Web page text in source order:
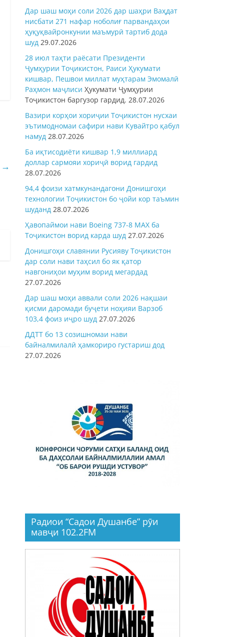
→
Дар шаш моҳи соли 2026 дар шаҳри Ваҳдат
нисбати 271 нафар ноболиғ парвандаҳои
ҳуқуқвайронкунии маъмурӣ тартиб дода
шуд 29.07.2026
28 июл таҳти раёсати Президенти
Ҷумҳурии Тоҷикистон, Раиси Ҳукумати
кишвар, Пешвои миллат муҳтарам Эмомалӣ
Раҳмон маҷлиси Ҳукумати Ҷумҳурии
Тоҷикистон баргузор гардид. 28.07.2026
Вазири корҳои хориҷии Тоҷикистон нусхаи
эътимодномаи сафири нави Кувайтро қабул
намуд 28.07.2026
Ба иқтисодиёти кишвар 1,9 миллиард
доллар сармояи хориҷӣ ворид гардид
28.07.2026
94,4 фоизи хатмкунандагони Донишгоҳи
технологии Тоҷикистон бо ҷойи кор таъмин
шуданд 28.07.2026
Ҳавопаймои нави Boeing 737-8 MAX ба
Тоҷикистон ворид карда шуд 27.07.2026
Донишгоҳи славянии Русияву Тоҷикистон
дар соли нави таҳсил бо як қатор
навгониҳои муҳим ворид мегардад
27.07.2026
Дар шаш моҳи аввали соли 2026 нақшаи
қисми даромади буҷети ноҳияи Варзоб
103,4 фоиз иҷро шуд 27.07.2026
ДДТТ бо 13 созишномаи нави
байналмилалӣ ҳамкориро густариш дод
27.07.2026
Радиои “Садои Душанбе” рӯи
мавҷи 102.2FM